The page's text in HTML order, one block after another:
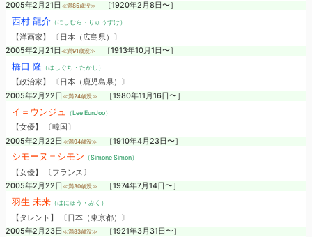
2005年2月21日 ≪満85歳没≫ ［1920年2月8日〜］
西村 龍介（にしむら・りゅうすけ）
【洋画家】 〔日本（広島県）〕
2005年2月21日 ≪満91歳没≫ ［1913年10月1日〜］
橋口 隆（はしぐち・たかし）
【政治家】 〔日本（鹿児島県）〕
2005年2月22日 ≪満24歳没≫ ［1980年11月16日〜］
イ＝ウンジュ （Lee EunJoo）
【女優】 〔韓国〕
2005年2月22日 ≪満94歳没≫ ［1910年4月23日〜］
シモーヌ＝シモン （Simone Simon）
【女優】 〔フランス〕
2005年2月22日 ≪満30歳没≫ ［1974年7月14日〜］
羽生 未来（はにゅう・みく）
【タレント】 〔日本（東京都）〕
2005年2月23日 ≪満83歳没≫ ［1921年3月31日〜］